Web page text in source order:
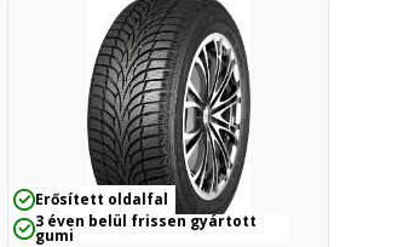
Erősített oldalfal
3 éven belül frissen gyártott
gumi